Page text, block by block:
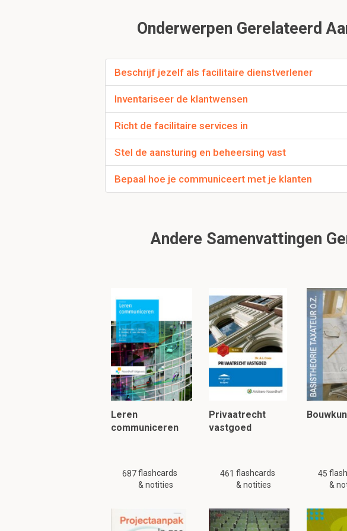
mentaalgerichte diensten
informatiegeriche diensten
Wat valt onder de interne analyse?
7s
Wat valt onder de externe analyse?
DESTEPI
Binnen welke randvoorwaarden
organisatiecontext van het
Welke diverse facilitaire rollen zijn
uitvoerder
beheerder
makelaar
adviseur
Wat zijn de verantwoordelijkheden
besluit om diensten niet meer zelf uit te
Onderwerpen Gerelateerd
Beschrijf jezelf als facilitaire dienstverlener
Inventariseer de klantwensen
Richt de facilitaire services in
Stel de aansturing en beheersing vast
Bepaal hoe je communiceert met je klanten
Andere Samenvattingen
Leren
communiceren
687flashcards
& notities
Privaatrecht
vastgoed
461 flashcards
& notities
45
&